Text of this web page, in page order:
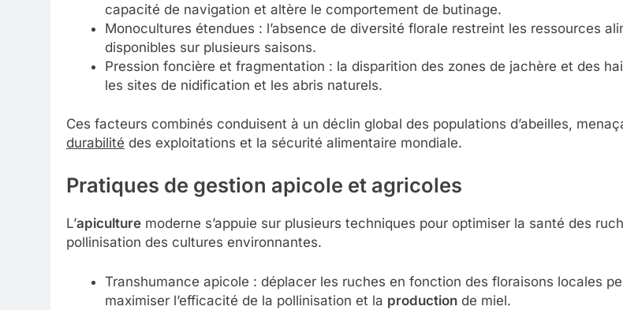
capacité de navigation et altère le comportement de butinage.
Monocultures étendues : l’absence de diversité florale restreint les ressources
disponibles sur plusieurs saisons.
Pression foncière et fragmentation : la disparition des zones de jachère et des
les sites de nidification et les abris naturels.
Ces facteurs combinés conduisent à un déclin global des populations d’abeilles,
durabilité des exploitations et la sécurité alimentaire mondiale.
Pratiques de gestion apicole et agricoles
L’apiculture moderne s’appuie sur plusieurs techniques pour optimiser la santé des
pollinisation des cultures environnantes.
Transhumance apicole : déplacer les ruches en fonction des floraisons locales
maximiser l’efficacité de la pollinisation et la productionde miel.